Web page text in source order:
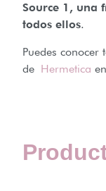
Source 1, una
todos ellos.
Puedes
de Hermetica